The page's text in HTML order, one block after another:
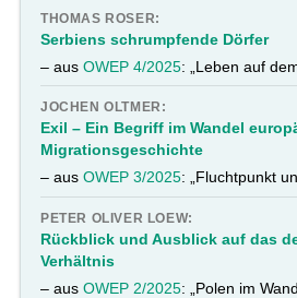
THOMAS ROSER:
Serbiens schrumpfende Dörfer
– ausOWEP 4/2025: „Leben auf
JOCHEN OLTMER:
Exil – Ein Begriff im Wandel
Migrationsgeschichte
– ausOWEP 3/2025: „Fluchtpunkt
PETER OLIVER LOEW:
Rückblick und Ausblick auf das
Verhältnis
– ausOWEP 2/2025: „Polen im